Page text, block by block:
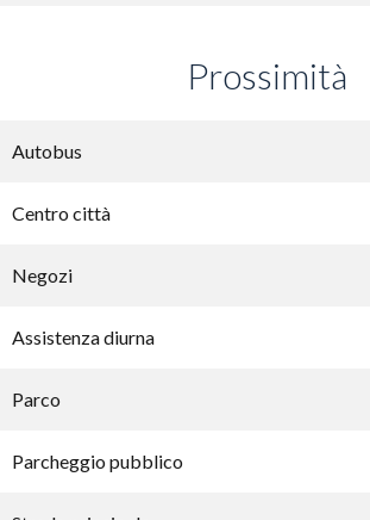
Prossimità
Autobus
Centro città
Negozi
Assistenza diurna
Parco
Parcheggio pubblico